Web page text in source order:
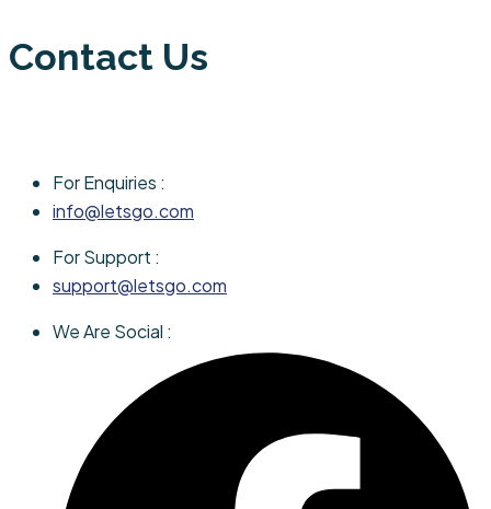
Contact Us
For Enquiries :
info@letsgo.com
For Support :
support@letsgo.com
We Are Social :